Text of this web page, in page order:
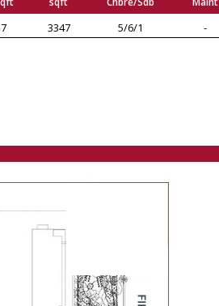
3347 5/6/1 -